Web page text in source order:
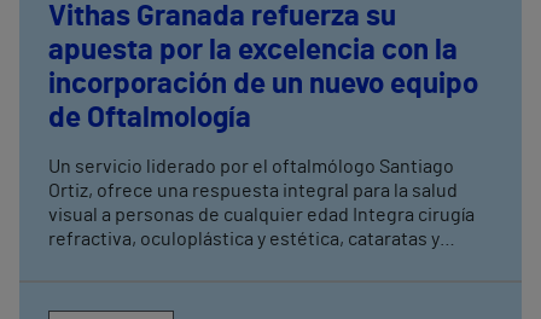
Vithas Granada refuerza su
apuesta por la excelencia con la
incorporación de un nuevo equipo
de Oftalmología
Un servicio liderado por el oftalmólogo Santiago
Ortiz, ofrece una respuesta integral para la salud
visual a personas de cualquier edad Integra cirugía
refractiva, oculoplástica y estética, cataratas y